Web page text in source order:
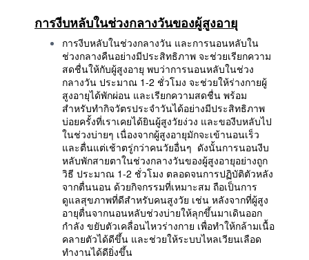
การงีบหลับในช่วงกลางวันของผู้สูงอายุ
การงีบหลับในช่วงกลางวัน และการนอนหลับใน
ช่วงกลางคืนอย่างมีประสิทธิภาพ จะช่วยเรียกความ
สดชื่นให้กับผู้สูงอายุ พบว่าการนอนหลับในช่วง
กลางวัน ประมาณ 1-2 ชั่วโมง จะช่วยให้ร่างกายผู้
สูงอายุได้พักผ่อน และเรียกความสดชื่น พร้อม
สำหรับทำกิจวัตรประจำวันได้อย่างมีประสิทธิภาพ
บ่อยครั้งที่เราเคยได้ยินผู้สูงวัยง่วง และของีบหลับไป
ในช่วงบ่ายๆ เนื่องจากผู้สูงอายุมักจะเข้านอนเร็ว
และตื่นแต่เช้าตรู่กว่าคนวัยอื่นๆ ดังนั้นการนอนงีบ
หลับพักสายตาในช่วงกลางวันของผู้สูงอายุอย่างถูก
วิธี ประมาณ 1-2 ชั่วโมง ตลอดจนการปฏิบัติตัวหลัง
จากตื่นนอน ด้วยกิจกรรมที่เหมาะสม ถือเป็นการ
ดูแลสุขภาพที่ดีสำหรับคนสูงวัย เช่น หลังจากที่ผู้สูง
อายุตื่นจากนอนหลับช่วงบ่ายให้ลุกขึ้นมาเดินออก
กำลัง ขยับตัวเคลื่อนไหวร่างกาย เพื่อทำให้กล้ามเนื้อ
คลายตัวได้ดีขึ้น และช่วยให้ระบบไหลเวียนเลือด
ทำงานได้ดียิ่งขึ้น